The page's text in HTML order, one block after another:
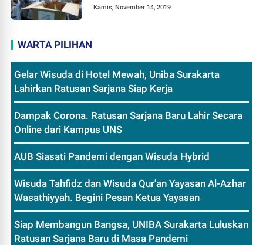
Kamis, November 14, 2019
WARTA PILIHAN
Gelar Wisuda di Hotel Mewah, Uniba Surakarta
Lahirkan Ratusan Sarjana Siap Kerja
Dampak Corona. Ratusan Sarjana Baru Lahir Secara
Online dari Kampus UNS
AUB Siasati Pandemi dengan Wisuda Hybrid
Wisuda Tahfidz dan Wisuda Qur'an Yayasan Al-Azhar
Wasathiyyah. Begini Pesan Ketua Yayasan
Siap Membangun Bangsa, UNIBA Surakarta Luluskan
Ratusan Sarjana Baru di Masa Pandemi